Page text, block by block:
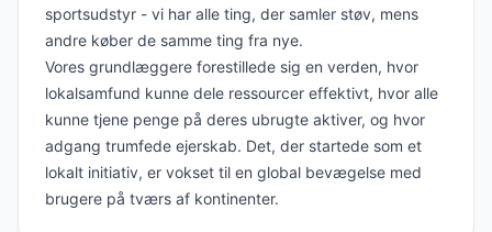
sportsudstyr - vi har alle ting, der samler støv, mens
andre køber de samme ting fra nye.
Vores grundlæggere forestillede sig en verden, hvor
lokalsamfund kunne dele ressourcer effektivt, hvor alle
kunne tjene penge på deres ubrugte aktiver, og hvor
adgang trumfede ejerskab. Det, der startede som et
lokalt initiativ, er vokset til en global bevægelse med
brugere på tværs af kontinenter.